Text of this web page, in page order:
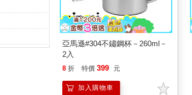
亞馬遜#304不鏽鋼杯－260ml－
2入
8 折 特價 399 元
加入購物車